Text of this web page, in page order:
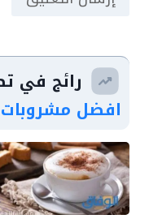
رائج في
افضل مشروبات